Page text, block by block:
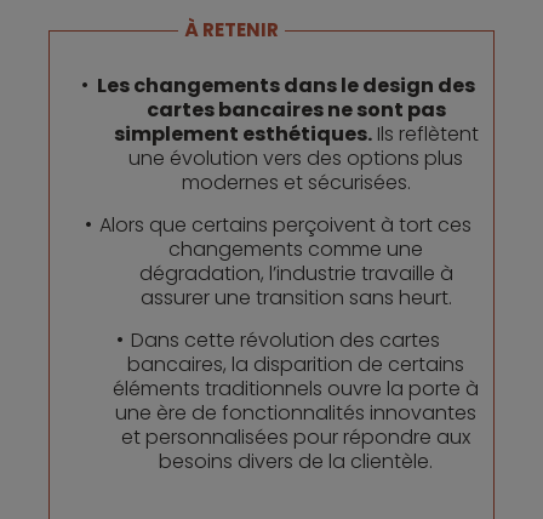
À RETENIR
Les changements dans le design des
cartes bancaires ne sont pas
simplement esthétiques.Ils reflètent
une évolution vers des options plus
modernes et sécurisées.
Alors que certains perçoivent à tort ces
changements comme une
dégradation, l’industrie travaille à
assurer une transition sans heurt.
Dans cette révolution des cartes
bancaires, la disparition de certains
éléments traditionnels ouvre la porte à
une ère de fonctionnalités innovantes
et personnalisées pour répondre aux
besoins divers de la clientèle.